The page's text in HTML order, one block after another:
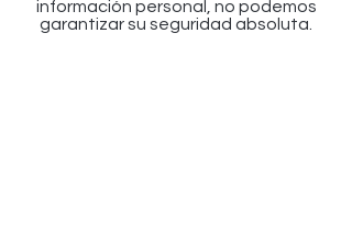
información personal, no podemos
garantizar su seguridad absoluta.